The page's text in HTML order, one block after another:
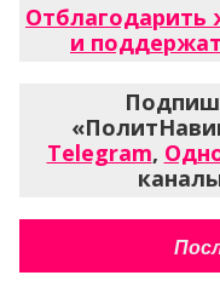
Отблагодарить
и
Telegram,